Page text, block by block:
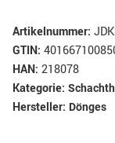
Artikelnummer:
GTIN:
HAN: 218078
Kategorie:
Hersteller: Dönges